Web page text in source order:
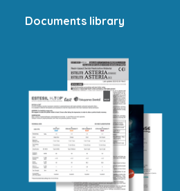
Documents library